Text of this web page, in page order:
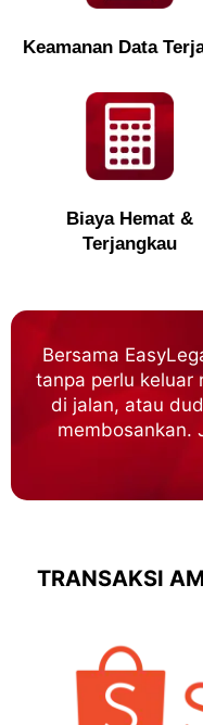
Keamanan Data
Biaya Hemat &
Terjangkau
Bersama
tanpa perlu keluar
di jalan, atau
membosankan.
TRANSAKSI